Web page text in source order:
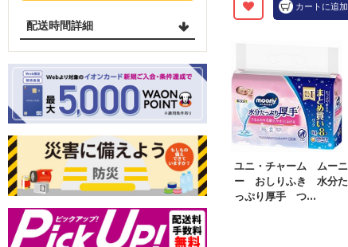
配送時間詳細
カートに追加
ユニ・チャーム ムーニ
ー おしりふき 水分た
っぷり厚手 つ...